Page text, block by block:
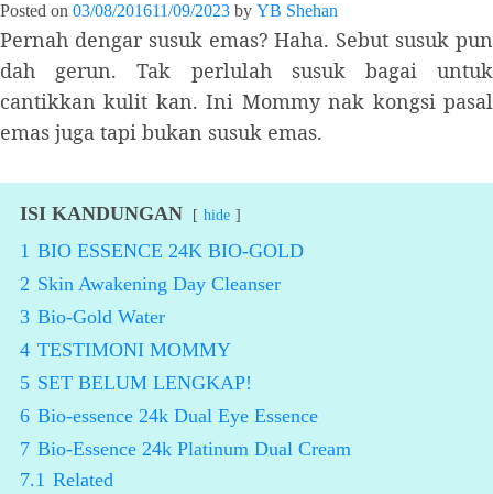
Posted on 03/08/201611/09/2023 by YB Shehan
Pernah dengar susuk emas? Haha. Sebut susuk pun
dah gerun. Tak perlulah susuk bagai untuk
cantikkan kulit kan. Ini Mommy nak kongsi pasal
emas juga tapi bukan susuk emas.
ISI KANDUNGAN hide
1 BIO ESSENCE 24K BIO-GOLD
2 Skin Awakening Day Cleanser
3 Bio-Gold Water
4 TESTIMONI MOMMY
5 SET BELUM LENGKAP!
6 Bio-essence 24k Dual Eye Essence
7 Bio-Essence 24k Platinum Dual Cream
7.1 Related